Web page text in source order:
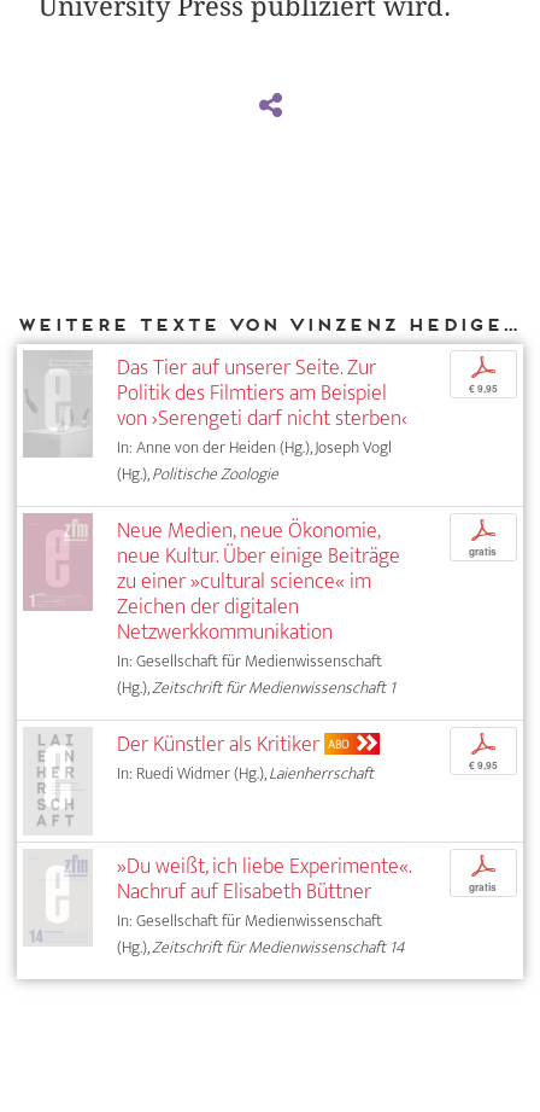
Weitere Texte von Vinzenz Hediger bei DIAPHANES
Das Tier auf unserer Seite. Zur
Politik des Filmtiers am Beispiel
von ›Serengeti darf nicht sterben‹
In: Anne von der Heiden (Hg.), Joseph Vogl
(Hg.),Politische Zoologie
p
€ 9,95
Neue Medien, neue Ökonomie,
neue Kultur. Über einige Beiträge
zu einer »cultural science« im
Zeichen der digitalen
Netzwerkkommunikation
In: Gesellschaft für Medienwissenschaft
(Hg.),Zeitschrift für Medienwissenschaft 1
p
gratis
Der Künstler als Kritiker ABO
In: Ruedi Widmer (Hg.),Laienherrschaft
p
€ 9,95
»Du weißt, ich liebe Experimente«.
Nachruf auf Elisabeth Büttner
In: Gesellschaft für Medienwissenschaft
(Hg.),Zeitschrift für Medienwissenschaft 14
p
gratis